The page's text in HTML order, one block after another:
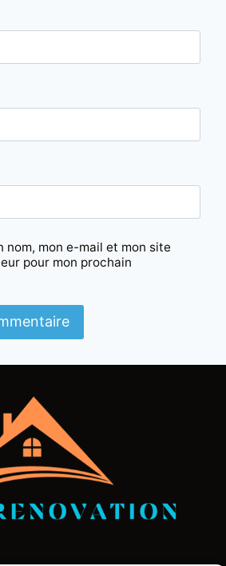
nom, mon e-mail et mon site
pour mon prochain